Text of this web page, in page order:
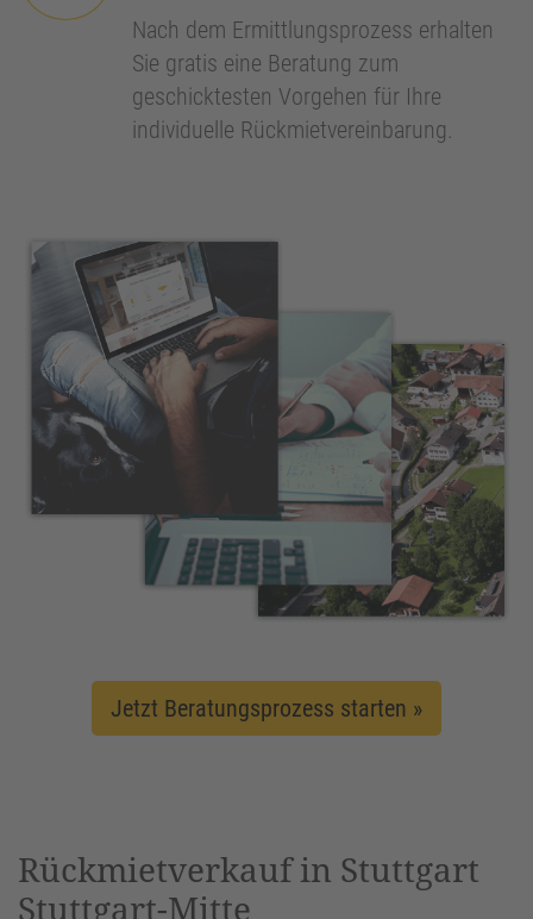
Nach dem Ermittlungsprozess erhalten
Sie gratis eine Beratung zum
geschicktesten Vorgehen für Ihre
individuelle Rückmietvereinbarung.
Jetzt Beratungsprozess starten »
Rückmietverkauf in Stuttgart
Stuttgart-Mitte